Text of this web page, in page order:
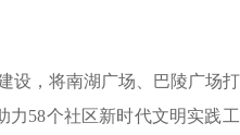
设，将南湖广场、巴陵广场
58个社区新时代文明实践工